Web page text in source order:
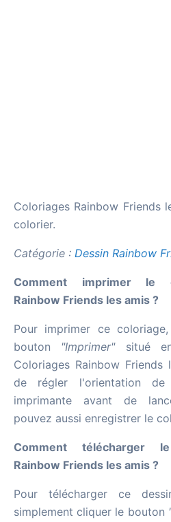
Coloriages Rainbow Friends
colorier.
Catégorie : Dessin Rainbow
Comment imprimer le
Rainbow Friends les amis ?
Pour imprimer ce
bouton "Imprimer"situé en
Coloriages Rainbow
de régler l'orientation
imprimante avant de
pouvez aussi enregistrer le
Comment télécharger
Rainbow Friends les amis ?
Pour télécharger ce
simplement cliquer le bouton